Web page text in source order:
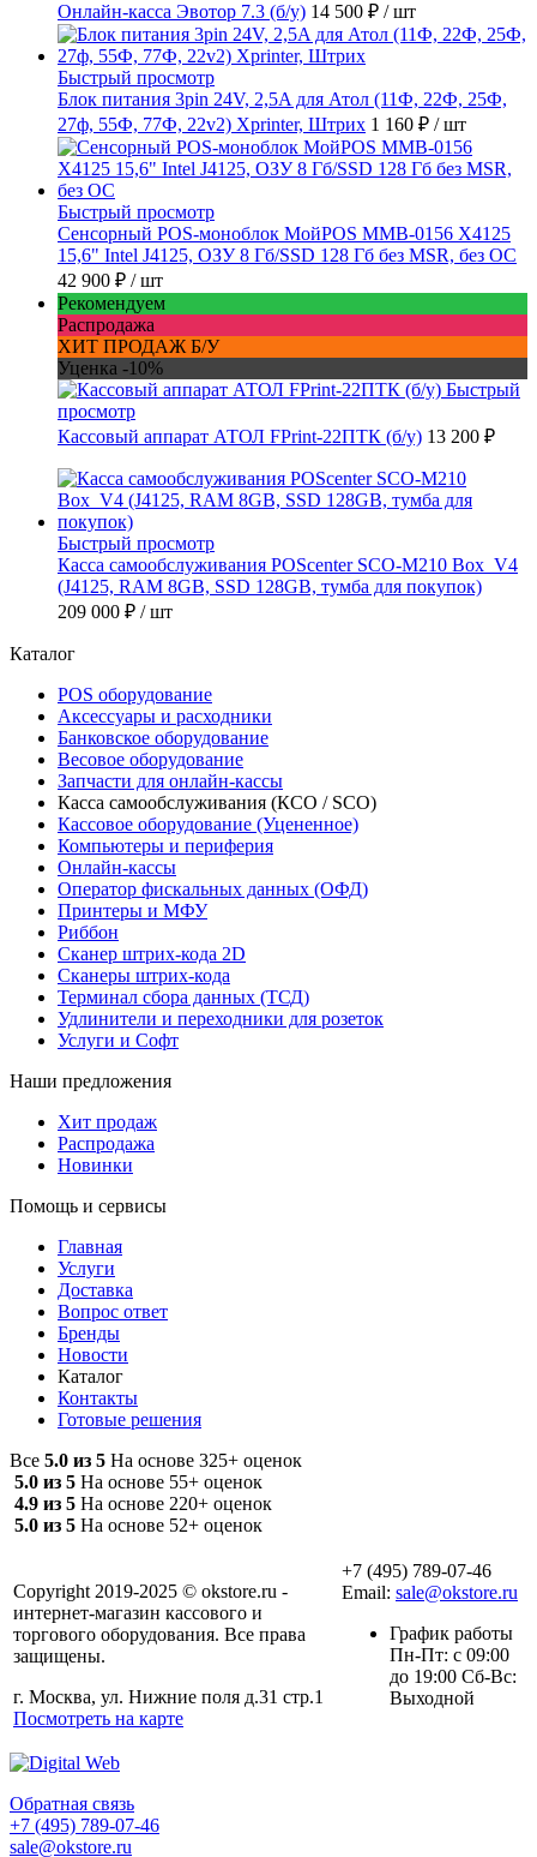
Онлайн-касса Эвотор 7.3 (б/у) 14 500 ₽ / шт
Быстрый просмотр
Блок питания 3pin 24V, 2,5A для Атол (11Ф, 22Ф, 25Ф,
27ф, 55Ф, 77Ф, 22v2) Xprinter, Штрих 1 160 ₽ / шт
Быстрый просмотр
Сенсорный POS-моноблок МойPOS MMB-0156 X4125
15,6" Intel J4125, ОЗУ 8 Гб/SSD 128 Гб без MSR, без ОС
42 900 ₽ / шт
Рекомендуем
Распродажа
ХИТ ПРОДАЖ Б/У
Уценка -10%
Быстрый
просмотр
Кассовый аппарат АТОЛ FPrint-22ПТК (б/у) 13 200 ₽
Быстрый просмотр
Касса самообслуживания POScenter SCO-M210 Box_V4
(J4125, RAM 8GB, SSD 128GB, тумба для покупок)
209 000 ₽ / шт
Каталог
POS оборудование
Аксессуары и расходники
Банковское оборудование
Весовое оборудование
Запчасти для онлайн-кассы
Касса самообслуживания (КСО / SCO)
Кассовое оборудование (Уцененное)
Компьютеры и периферия
Онлайн-кассы
Оператор фискальных данных (ОФД)
Принтеры и МФУ
Риббон
Сканер штрих-кода 2D
Сканеры штрих-кода
Терминал сбора данных (ТСД)
Удлинители и переходники для розеток
Услуги и Софт
Наши предложения
Хит продаж
Распродажа
Новинки
Помощь и сервисы
Главная
Услуги
Доставка
Вопрос ответ
Бренды
Новости
Каталог
Контакты
Готовые решения
Все 5.0 из 5 На основе 325+ оценок
5.0 из 5 На основе 55+ оценок
4.9 из 5 На основе 220+ оценок
5.0 из 5 На основе 52+ оценок
Copyright 2019-2025 © okstore.ru -
интернет-магазин кассового и
торгового оборудования. Все права
защищены.
г. Москва, ул. Нижние поля д.31 стр.1
Посмотреть на карте
+7 (495) 789-07-46
Email: sale@okstore.ru
График работы
Пн-Пт: с 09:00
до 19:00 Сб-Вс:
Выходной
Обратная связь
+7 (495) 789-07-46
sale@okstore.ru